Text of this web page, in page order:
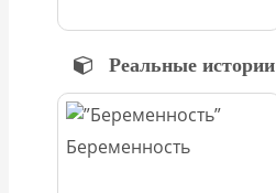
Реальные истории
Беременность